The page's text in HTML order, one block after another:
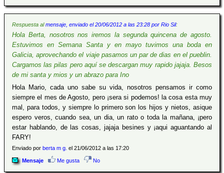
Respuesta almensaje, enviado el 20/06/2012 a las 23:28 por Rio Sil:
Hola Berta, nosotros nos iremos la segunda quincena de agosto.
Estuvimos en Semana Santa y en mayo tuvimos una boda en
Galicia, aprovechando el viaje pasamos un par de dias en el pueblin.
Cargamos las pilas pero aquí se descargan muy rapido jajaja. Besos
de mi santa y mios y un abrazo para Ino
Hola Mario, cada uno sabe su vida, nosotros pensamos ir como
siempre el mes de Agosto, pero ¡sera si podemos! la cosa esta muy
mal, para todos, y siempre lo primero son los hijos y nietos, asique
espero veros, cuando sea, un dia, un rato o toda la mañana, ¡pero
estar hablando, de las cosas, jajaja besines y ¡aqui aguantando al
FARY!
Enviado por berta m g. el 21/06/2012 a las 17:20
Mensaje Me gusta No